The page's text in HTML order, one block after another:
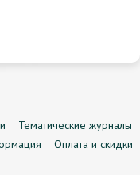
Тематические журналы
Оплата и скидки